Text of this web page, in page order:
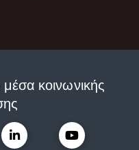
κοινωνικής